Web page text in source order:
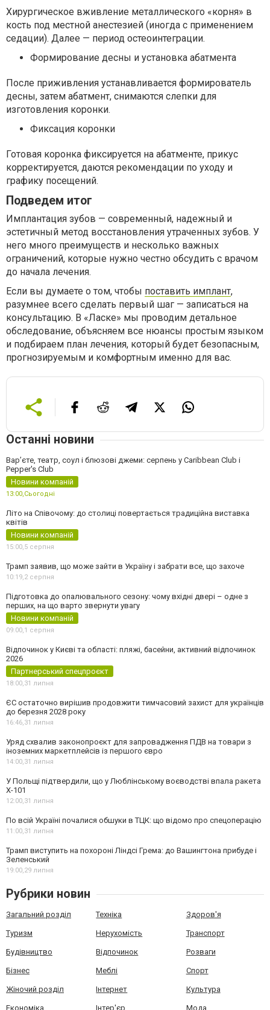
Хирургическое вживление металлического «корня» в
кость под местной анестезией (иногда с применением
седации). Далее — период остеоинтеграции.
Формирование десны и установка абатмента
После приживления устанавливается формирователь
десны, затем абатмент, снимаются слепки для
изготовления коронки.
Фиксация коронки
Готовая коронка фиксируется на абатменте, прикус
корректируется, даются рекомендации по уходу и
графику посещений.
Подведем итог
Имплантация зубов — современный, надежный и
эстетичный метод восстановления утраченных зубов. У
него много преимуществ и несколько важных
ограничений, которые нужно честно обсудить с врачом
до начала лечения.
Если вы думаете о том, чтобы поставить имплант,
разумнее всего сделать первый шаг — записаться на
консультацию. В «Ласке» мы проводим детальное
обследование, объясняем все нюансы простым языком
и подбираем план лечения, который будет безопасным,
прогнозируемым и комфортным именно для вас.
Останні новини
Вар’єте, театр, соул і блюзові джеми: серпень у Caribbean Club і
Pepper's Club
Новини компаній
13:00,Сьогодні
Літо на Співочому: до столиці повертається традиційна виставка
квітів
Новини компаній
15:00,5 серпня
Трамп заявив, що може зайти в Україну і забрати все, що захоче
10:19,2 серпня
Підготовка до опалювального сезону: чому вхідні двері – одне з
перших, на що варто звернути увагу
Новини компаній
09:00,1 серпня
Відпочинок у Києві та області: пляжі, басейни, активний відпочинок
2026
Партнерський спецпроєкт
18:00,31 липня
ЄС остаточно вирішив продовжити тимчасовий захист для українців
до березня 2028 року
16:46,31 липня
Уряд схвалив законопроєкт для запровадження ПДВ на товари з
іноземних маркетплейсів із першого євро
14:00,31 липня
У Польщі підтвердили, що у Люблінському воєводстві впала ракета
Х-101
12:00,31 липня
По всій Україні почалися обшуки в ТЦК: що відомо про спецоперацію
11:00,31 липня
Трамп виступить на похороні Ліндсі Грема: до Вашингтона прибуде і
Зеленський
19:00,29 липня
Рубрики новин
Загальний розділ Техніка Здоров'я
Туризм Нерухомість Транспорт
Будівництво Відпочинок Розваги
Бізнес Меблі Спорт
Жіночий розділ Інтернет Культура
Економіка Інтер'єр Мода